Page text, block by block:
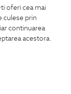
oferi cea mai
culese prin
continuarea
acestora.